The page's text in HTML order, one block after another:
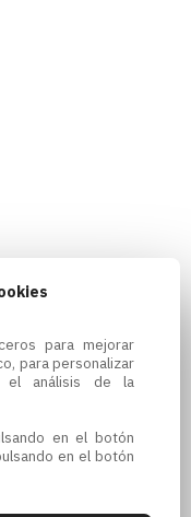
para mejorar
para personalizar
el análisis de la
en el botón
en el botón